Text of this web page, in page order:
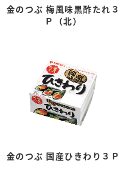
金のつぶ 梅風味黒酢たれ３
Ｐ（北）
金のつぶ 国産ひきわり３Ｐ